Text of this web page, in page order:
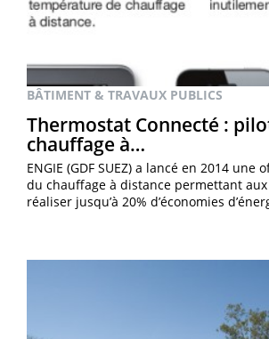
BÂTIMENT & TRAVAUX PUBLICS
Thermostat Connecté :
chauffage à…
ENGIE (GDF SUEZ) a lancé en 2014 une
du chauffage à distance permettant
réaliser jusqu’à 20% d’économies